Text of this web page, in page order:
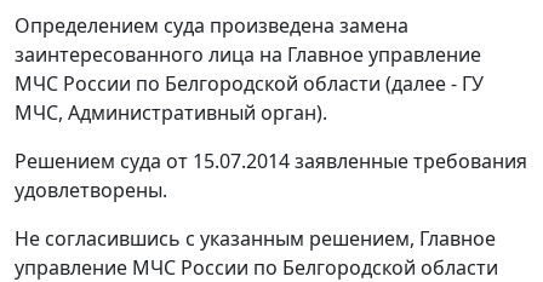
Определением суда произведена замена
заинтересованного лица на Главное управление
МЧС России по Белгородской области (далее - ГУ
МЧС, Административный орган).
Решением суда от 15.07.2014 заявленные требования
удовлетворены.
Не согласившись с указанным решением, Главное
управление МЧС России по Белгородской области